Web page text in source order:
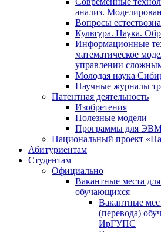
анализ.
Вопросы
Культура. Наука.
Информационные
математическое
управлении
Молодая наука
Научные журналы
Патентная деятельность
Изобретения
Полезные модели
Программы для
Национальный проект
Абитуриентам
Студентам
Официально
Вакантные места
обучающихся
Вакантные
(перевода)
ИрГУПС